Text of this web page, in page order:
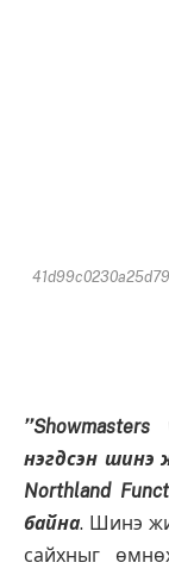
нэгдсэн шинэ
Northland
байна. Шинэ
сайхныг